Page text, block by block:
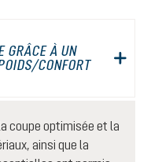
GRÂCE À UN
CONFORT
coupe optimisée et la
ainsi que la